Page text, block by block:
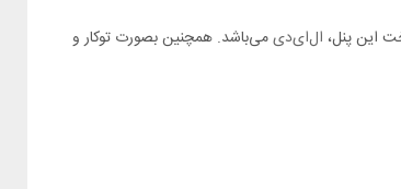
ال‌ای‌دیمی‌باشد. همچنین بصورت توکار و